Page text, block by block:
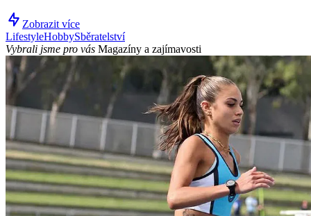
Zobrazit více
LifestyleHobbySběratelství
Vybrali jsme pro vás Magazíny a zajímavosti